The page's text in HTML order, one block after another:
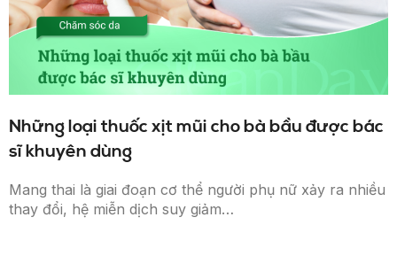
Những loại thuốc xịt mũi cho bà bầu được bác
sĩ khuyên dùng
Mang thai là giai đoạn cơ thể người phụ nữ xảy ra nhiều
thay đổi, hệ miễn dịch suy giảm…